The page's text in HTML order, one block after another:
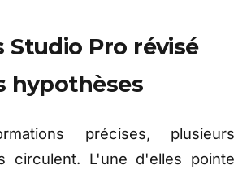
Studio Pro révisé
hypothèses
précises, plusieurs
circulent. L'une d'elles pointe